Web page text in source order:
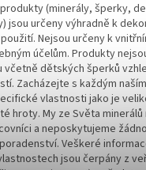
(minerály, šperky,
jsou určeny výhradně k
Nejsou určeny k
účelům. Produkty
včetně dětských šperků
Zacházejte s každým
vlastnosti jako je
hroty. My ze Světa
a neposkytujeme
Veškeré
jsou čerpány z